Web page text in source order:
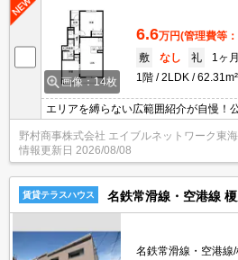
画像：14枚
6.6万円(管理費等
敷
なし 礼
1ヶ月
1階
2LDK 62.31m²
エリアを縛らない広範囲紹介が自慢！
野村商事株式会社 エイブルネットワーク東
情報更新日 2026/08/08
賃貸テラスハウス 名鉄常滑線・空港線
名鉄常滑線・空港線